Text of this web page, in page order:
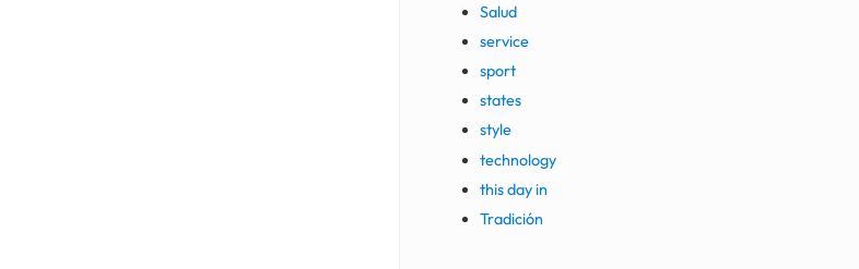
Salud
service
sport
states
style
technology
this day in
Tradición